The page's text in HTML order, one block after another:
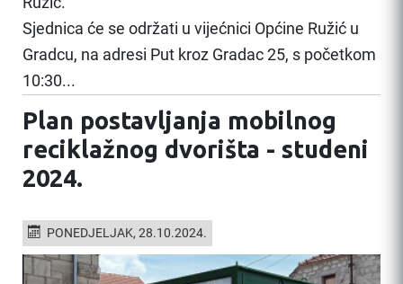
Sjednica će se održati u vijećnici Općine Ružić u
Gradcu, na adresi Put kroz Gradac 25, s početkom
10:30...
Plan postavljanja mobilnog
reciklažnog dvorišta - studeni
2024.
PONEDJELJAK, 28.10.2024.